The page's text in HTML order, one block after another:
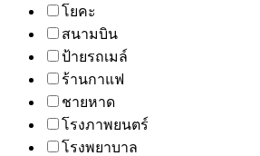
โยคะ
สนามบิน
ป้ายรถเมล์
ร้านกาแฟ
ชายหาด
โรงภาพยนตร์
โรงพยาบาล